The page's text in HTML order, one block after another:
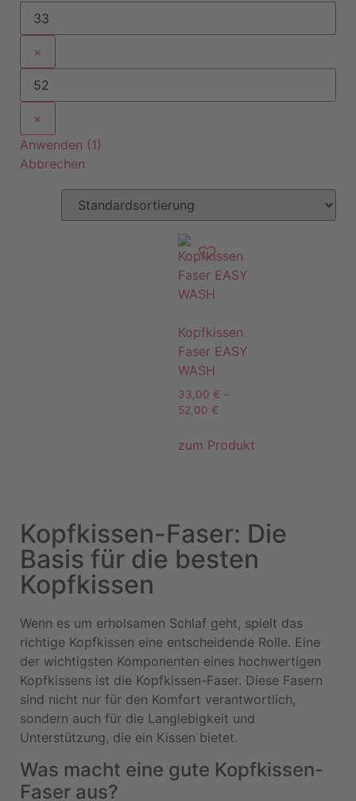
×
×
Anwenden (1)
Abbrechen
Kopfkissen
Faser EASY
WASH
33,00 € –
52,00 €
zum Produkt
Kopfkissen-Faser: Die
Basis für die besten
Kopfkissen
Wenn es um erholsamen Schlaf geht, spielt das
richtige Kopfkissen eine entscheidende Rolle. Eine
der wichtigsten Komponenten eines hochwertigen
Kopfkissens ist die Kopfkissen-Faser. Diese Fasern
sind nicht nur für den Komfort verantwortlich,
sondern auch für die Langlebigkeit und
Unterstützung, die ein Kissen bietet.
Was macht eine gute Kopfkissen-
Faser aus?